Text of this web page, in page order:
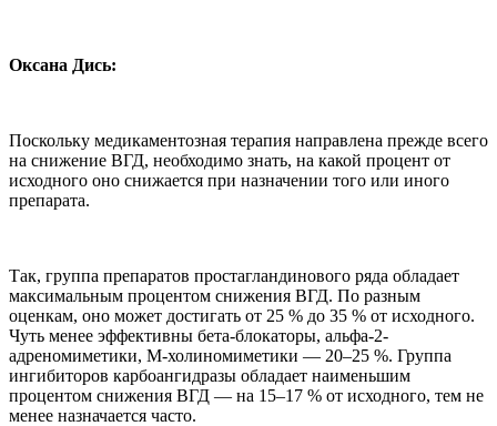
Оксана Дись:
Поскольку медикаментозная терапия направлена прежде всего
на снижение ВГД, необходимо знать, на какой процент от
исходного оно снижается при назначении того или иного
препарата.
Так, группа препаратов простагландинового ряда обладает
максимальным процентом снижения ВГД. По разным
оценкам, оно может достигать от 25 % до 35 % от исходного.
Чуть менее эффективны бета-блокаторы, альфа-2-
адреномиметики, М-холиномиметики — 20–25 %. Группа
ингибиторов карбоангидразы обладает наименьшим
процентом снижения ВГД — на 15–17 % от исходного, тем не
менее назначается часто.